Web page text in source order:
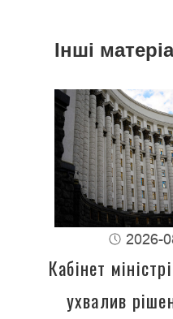
Інші
2026-
Кабінет
ухвалив